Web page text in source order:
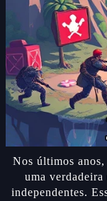
Nos últimos
uma verdadeira
independentes.